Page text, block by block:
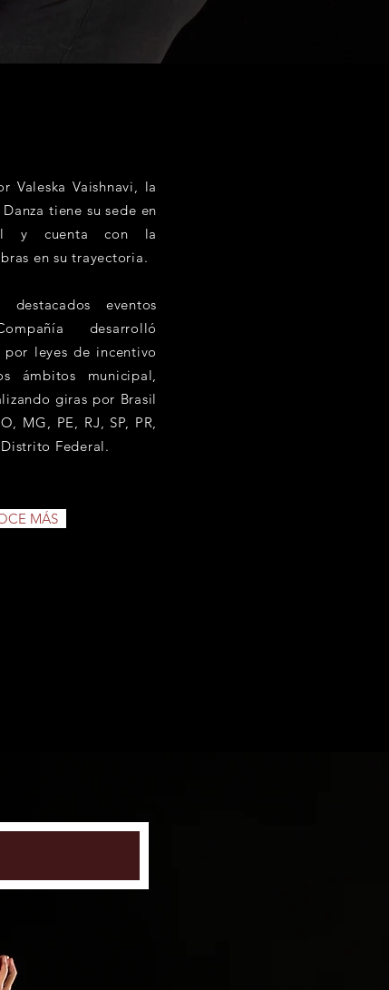
Valeska Vaishnavi, la
tiene su sede en
y cuenta con la
en su trayectoria.
eventos
desarrolló
por leyes de incentivo
ámbitos municipal,
giras por Brasil
MG, PE, RJ, SP, PR,
Federal.
MÁS